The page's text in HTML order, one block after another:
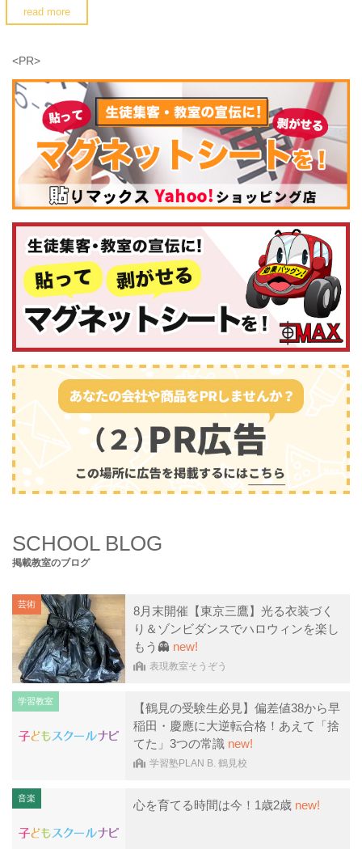
read more
<PR>
SCHOOL BLOG
掲載教室のブログ
芸術
8月末開催【東京三鷹】光る衣装づく
り＆ゾンビダンスでハロウィンを楽し
もう👻 new!
表現教室そうぞう
学習教室
【鶴見の受験生必見】偏差値38から早
稲田・慶應に大逆転合格！あえて「捨
てた」3つの常識 new!
学習塾PLAN B. 鶴見校
音楽 心を育てる時間は今！1歳2歳 new!